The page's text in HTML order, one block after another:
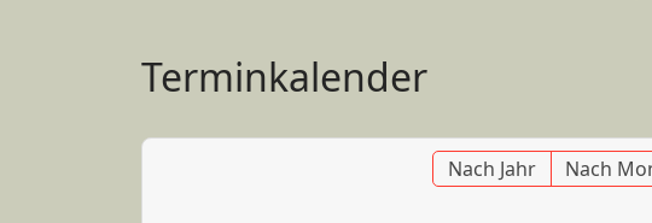
Terminkalender
Nach Jahr Nach